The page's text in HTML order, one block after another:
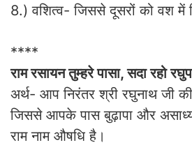
8.) वशित्व- जिससे दूसरों को वश में
****
राम रसायन तुम्हरे पासा, सदा रहो
अर्थ- आप निरंतर श्री रघुनाथ जी
जिससे आपके पास बुढ़ापा और
राम नाम औषधि है।